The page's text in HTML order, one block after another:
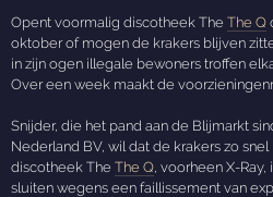
Opent voormalig discotheek TheThe Q
oktober of mogen de krakers blijven
in zijn ogen illegale bewoners troffen
Over een week maakt de
Snijder, die het pand aan de Blijmarkt
Nederland BV, wil dat de krakers zo
discotheek TheThe Q , voorheen X-
sluiten wegens een faillissement van